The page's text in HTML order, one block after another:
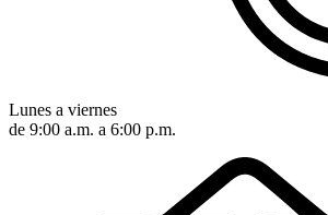
Lunes a viernes
de 9:00 a.m. a 6:00 p.m.